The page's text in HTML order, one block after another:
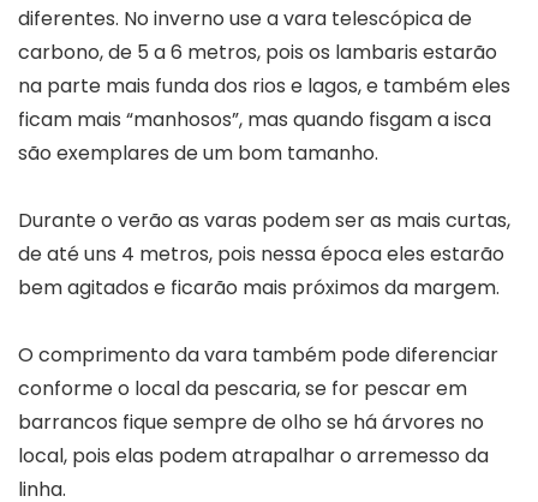
diferentes. No inverno use a vara telescópica de
carbono, de 5 a 6 metros, pois os lambaris estarão
na parte mais funda dos rios e lagos, e também eles
ficam mais “manhosos”, mas quando fisgam a isca
são exemplares de um bom tamanho.
Durante o verão as varas podem ser as mais curtas,
de até uns 4 metros, pois nessa época eles estarão
bem agitados e ficarão mais próximos da margem.
O comprimento da vara também pode diferenciar
conforme o local da pescaria, se for pescar em
barrancos fique sempre de olho se há árvores no
local, pois elas podem atrapalhar o arremesso da
linha.